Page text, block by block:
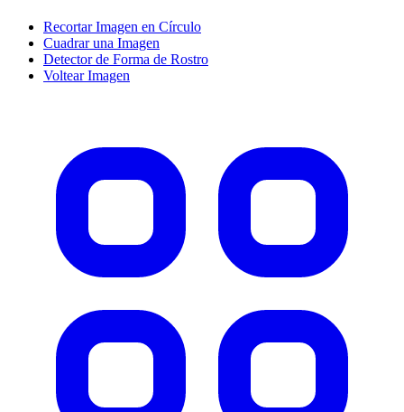
Recortar Imagen en Círculo
Cuadrar una Imagen
Detector de Forma de Rostro
Voltear Imagen